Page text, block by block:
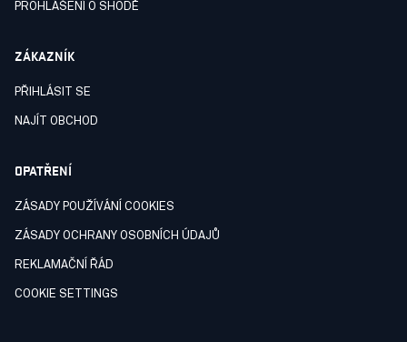
PROHLÁŠENÍ O SHODĚ
ZÁKAZNÍK
PŘIHLÁSIT SE
NAJÍT OBCHOD
OPATŘENÍ
ZÁSADY POUŽÍVÁNÍ COOKIES
ZÁSADY OCHRANY OSOBNÍCH ÚDAJŮ
REKLAMAČNÍ ŘÁD
COOKIE SETTINGS